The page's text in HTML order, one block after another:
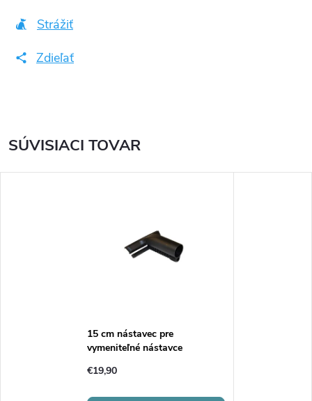
Strážiť
Zdieľať
SÚVISIACI TOVAR
15 cm nástavec pre
vymeniteľné nástavce
€19,90